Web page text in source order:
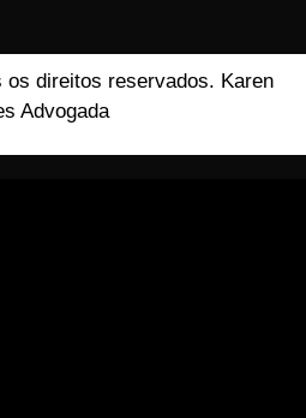
os direitos reservados. Karen
Advogada